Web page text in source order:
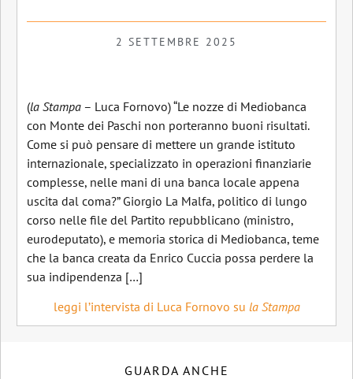
2 SETTEMBRE 2025
(la Stampa – Luca Fornovo) “Le nozze di Mediobanca
con Monte dei Paschi non porteranno buoni risultati.
Come si può pensare di mettere un grande istituto
internazionale, specializzato in operazioni finanziarie
complesse, nelle mani di una banca locale appena
uscita dal coma?” Giorgio La Malfa, politico di lungo
corso nelle file del Partito repubblicano (ministro,
eurodeputato), e memoria storica di Mediobanca, teme
che la banca creata da Enrico Cuccia possa perdere la
sua indipendenza […]
leggi l’intervista di Luca Fornovo su la Stampa
GUARDA ANCHE